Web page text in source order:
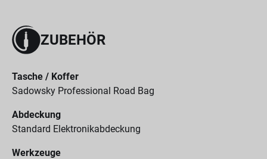
ZUBEHÖR
Tasche / Koffer
Sadowsky Professional Road Bag
Abdeckung
Standard Elektronikabdeckung
Werkzeuge